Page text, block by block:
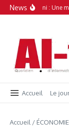
Aller au contenu
News
Simamboini : Une
Accueil Le
Accueil / ÉCONOMIE